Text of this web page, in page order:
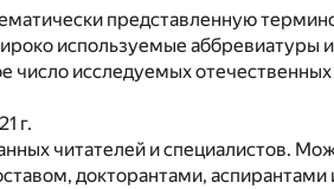
представленную
используемые аббревиатуры
число исследуемых
г.
читателей и специалистов.
докторантами, аспирантами